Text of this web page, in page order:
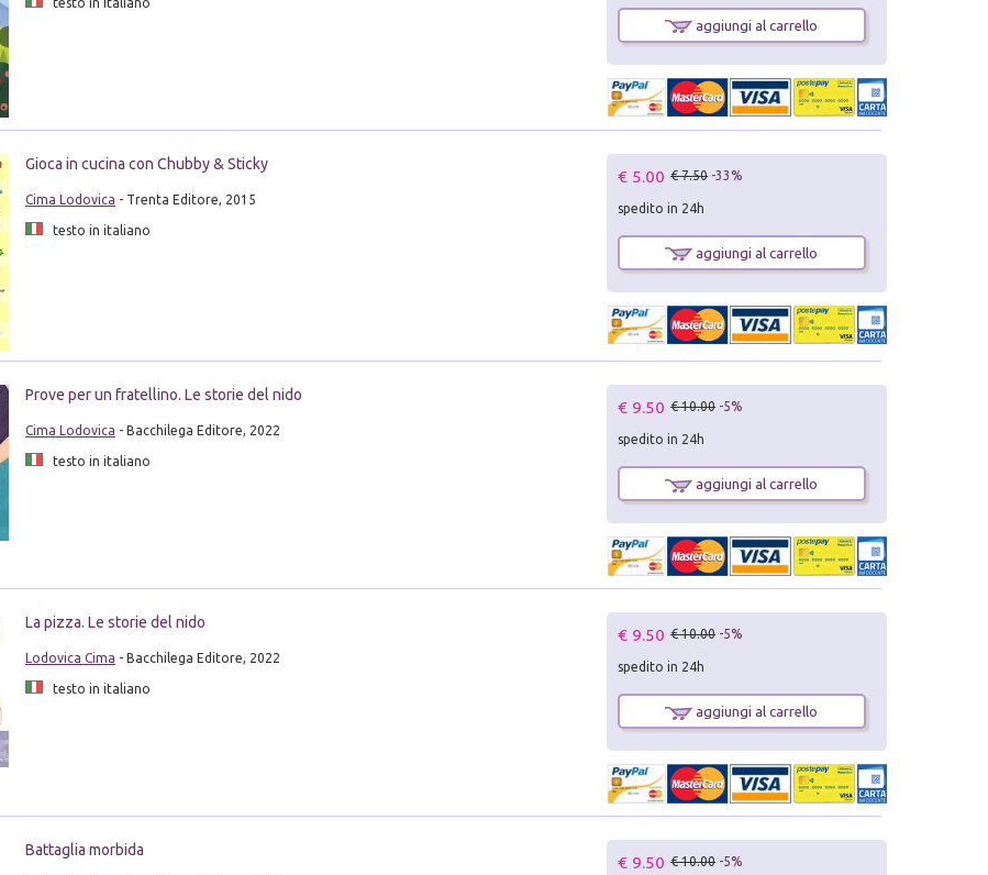
aggiungi al carrello
Gioca in cucina con Chubby & Sticky
Cima Lodovica - Trenta Editore, 2015
testo in italiano
€ 5.00 € 7.50 -33%
spedito in 24h
aggiungi al carrello
Prove per un fratellino. Le storie del nido
Cima Lodovica - Bacchilega Editore, 2022
testo in italiano
€ 9.50 € 10.00 -5%
spedito in 24h
aggiungi al carrello
La pizza. Le storie del nido
Lodovica Cima - Bacchilega Editore, 2022
testo in italiano
€ 9.50 € 10.00 -5%
spedito in 24h
aggiungi al carrello
Battaglia morbida
€ 9.50 € 10.00 -5%